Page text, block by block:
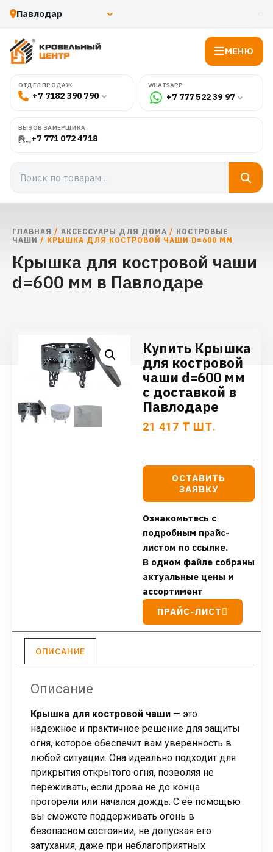
МЕНЮ
ОТДЕЛ ПРОДАЖ
+7 7182 390 790
WHATSAPP
+7 777 522 39 97
ВЫЗОВ ЗАМЕРЩИКА
+7 771 072 4718
ГЛАВНАЯ / АКСЕССУАРЫ ДЛЯ ДОМА / КОСТРОВЫЕ
ЧАШИ / КРЫШКА ДЛЯ КОСТРОВОЙ ЧАШИ D=600 ММ
Крышка для костровой чаши
d=600 мм в Павлодаре
Купить Крышка
для костровой
чаши d=600 мм
с доставкой в
Павлодаре
21 417 ₸ ШТ.
ОСТАВИТЬ
ЗАЯВКУ
Ознакомьтесь с
подробным прайс-
листом по ссылке.
В одном файле собраны
актуальные цены и
ассортимент
ПРАЙС-ЛИСТ
ОПИСАНИЕ
Описание
Крышка для костровой чаши — это
надежное и практичное решение для защиты
огня, которое обеспечит вам уверенность в
любой ситуации. Она идеально подходит для
прикрытия открытого огня, позволяя не
переживать, если дрова не до конца
прогорели или начался дождь. С её помощью
вы сможете поддерживать огонь в
безопасном состоянии, не допуская его
затухания, даже при неблагоприятных